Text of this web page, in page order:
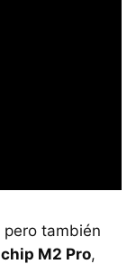
pero también
M2 Pro,